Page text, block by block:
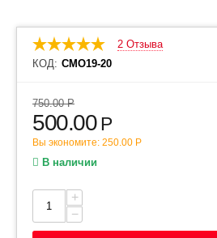
2 Отзыва
КОД: СМО19-20
750.00 Р
500.00 Р
Вы экономите: 250.00 Р
В наличии
+
−